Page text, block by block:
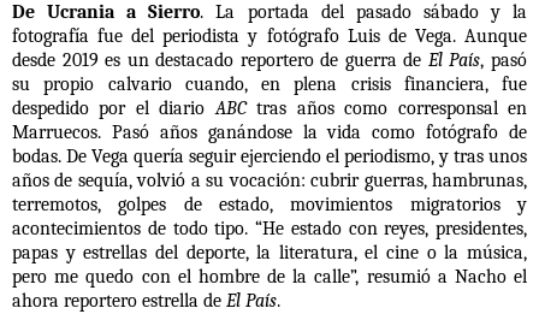
De Ucrania a Sierro. La portada del pasado sábado y la
fotografía fue del periodista y fotógrafo Luis de Vega. Aunque
desde 2019 es un destacado reportero de guerra de El País, pasó
su propio calvario cuando, en plena crisis financiera, fue
despedido por el diarioABCtras años como corresponsal en
Marruecos. Pasó años ganándose la vida como fotógrafo de
bodas. De Vega quería seguir ejerciendo el periodismo, y tras unos
años de sequía, volvió a su vocación: cubrir guerras, hambrunas,
terremotos, golpes de estado, movimientos migratorios y
acontecimientos de todo tipo. “He estado con reyes, presidentes,
papas y estrellas del deporte, la literatura, el cine o la música,
pero me quedo con el hombre de la calle”, resumió a Nacho el
ahora reportero estrella de El País.